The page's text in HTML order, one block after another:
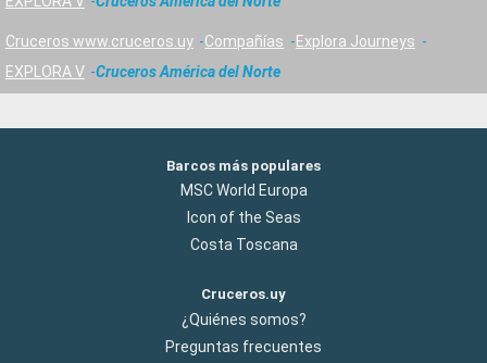
Cruceros www.cruceros.uy Compañías
Explora Journeys
EXPLORA V
Cruceros América del Norte
Barcos más populares
MSC World Europa
Icon of the Seas
Costa Toscana
Cruceros.uy
¿Quiénes somos?
Preguntas frecuentes